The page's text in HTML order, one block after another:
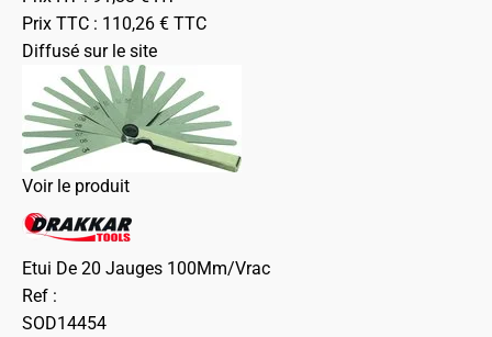
Prix TTC : 110,26 € TTC
Diffusé sur le site
Voir le produit
Etui De 20 Jauges 100Mm/Vrac
Ref :
SOD14454